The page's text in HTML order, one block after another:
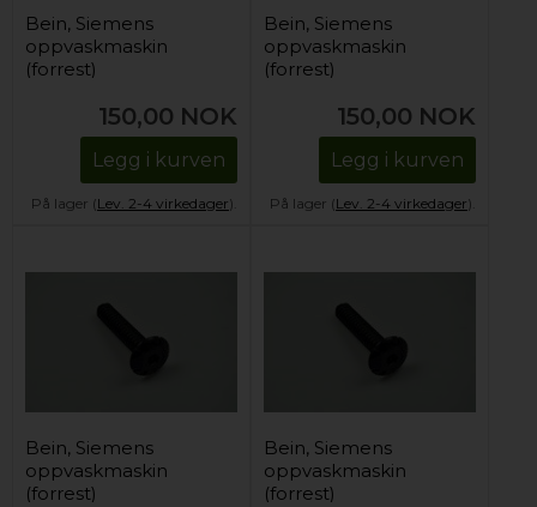
Bein, Siemens
oppvaskmaskin
(forrest)
150,00 NOK
Legg i kurven
På lager (Lev. 2-4 virkedager).
Bein, Siemens
oppvaskmaskin
(forrest)
150,00 NOK
Legg i kurven
På lager (Lev. 2-4 virkedager).
Bein, Siemens
oppvaskmaskin
(forrest)
Bein, Siemens
oppvaskmaskin
(forrest)